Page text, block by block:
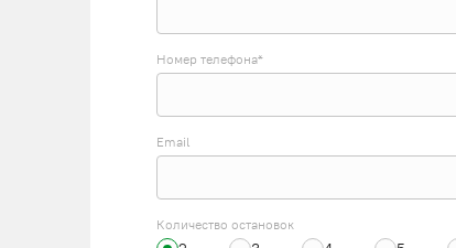
Номер телефона*
Email
Количество остановок